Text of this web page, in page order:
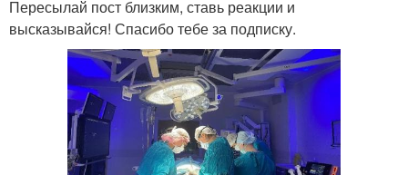
Пересылай пост близким, ставь реакции и
высказывайся! Спасибо тебе за подписку.